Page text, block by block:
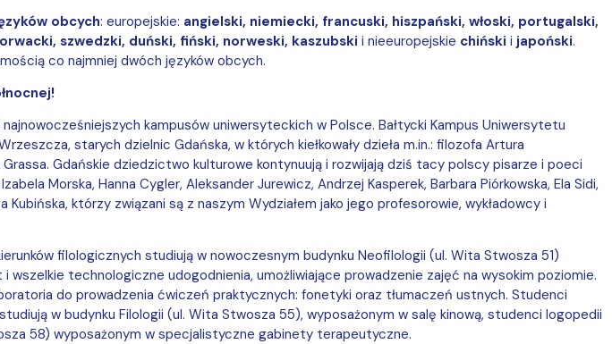
obcych: europejskie: angielski, niemiecki, francuski, hiszpański, włoski, portugalski,
szwedzki, duński, fiński, norweski, kaszubski i nieeuropejskie chiński i japoński.
co najmniej dwóch języków obcych.
kampusów uniwersyteckich w Polsce. Bałtycki Kampus Uniwersytetu
starych dzielnic Gdańska, w których kiełkowały dzieła m.in.: filozofa Artura
Gdańskie dziedzictwo kulturowe kontynuują i rozwijają dziś tacy polscy pisarze i poeci
Morska, Hanna Cygler, Aleksander Jurewicz, Andrzej Kasperek, Barbara Piórkowska, Ela Sidi,
Kubińska, którzy związani są z naszym Wydziałem jako jego profesorowie, wykładowcy i
filologicznych studiują w nowoczesnym budynku Neofilologii (ul. Wita Stwosza 51)
wszelkie technologiczne udogodnienia, umożliwiające prowadzenie zajęć na wysokim poziomie.
do prowadzenia ćwiczeń praktycznych: fonetyki oraz tłumaczeń ustnych. Studenci
w budynku Filologii (ul. Wita Stwosza 55), wyposażonym w salę kinową, studenci logopedii
58) wyposażonym w specjalistyczne gabinety terapeutyczne.